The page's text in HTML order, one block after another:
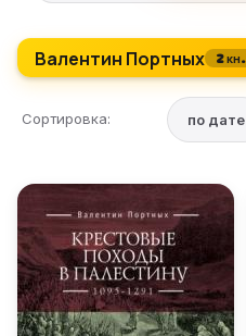
Валентин Портных 2 кн.
Сортировка: по дате